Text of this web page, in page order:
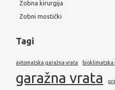
Zobna kirurgija
Zobni mostički
Tagi
avtomatska garažna vrata bioklimatska
garažna vrata